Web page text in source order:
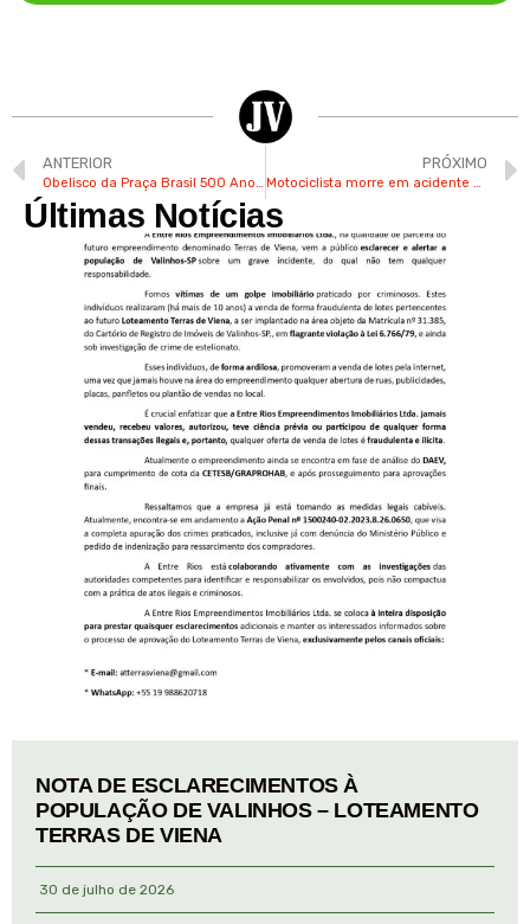
ANTERIOR
Obelisco da Praça Brasil 500 Anos é iluminado em referência ao Novembro Azul
PRÓXIMO
Motociclista morre em acidente na Av. Independência em Valinhos
Últimas Notícias
NOTA DE ESCLARECIMENTOS À
POPULAÇÃO DE VALINHOS – LOTEAMENTO
TERRAS DE VIENA
30 de julho de 2026